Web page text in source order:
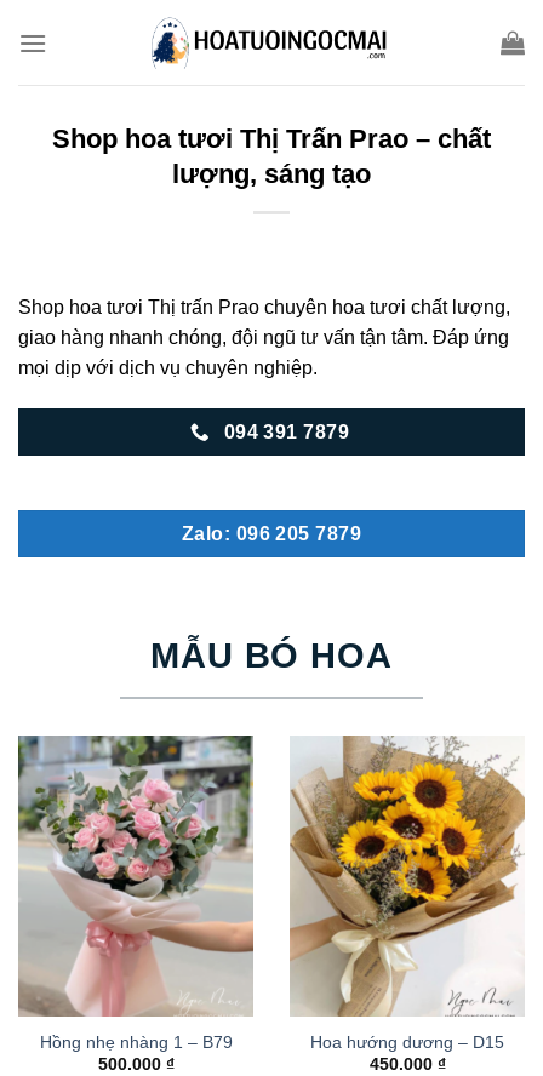
Shop hoa tươi Thị Trấn Prao – chất
lượng, sáng tạo
Shop hoa tươi Thị trấn Prao chuyên hoa tươi chất lượng,
giao hàng nhanh chóng, đội ngũ tư vấn tận tâm. Đáp ứng
mọi dịp với dịch vụ chuyên nghiệp.
094 391 7879
Zalo: 096 205 7879
MẪU BÓ HOA
Hồng nhẹ nhàng 1 – B79
500.000 ₫
Hoa hướng dương – D15
450.000 ₫